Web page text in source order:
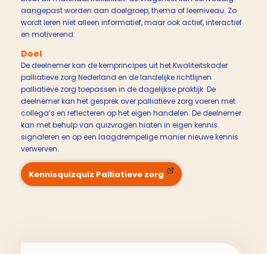
aangepast worden aan doelgroep, thema of leerniveau. Zo
wordt leren niet alleen informatief, maar ook actief, interactief
en motiverend.
Doel
De deelnemer kan de kernprincipes uit het Kwaliteitskader
palliatieve zorg Nederland en de landelijke richtlijnen
palliatieve zorg toepassen in de dagelijkse praktijk. De
deelnemer kan het gesprek over palliatieve zorg voeren met
collega’s en reflecteren op het eigen handelen. De deelnemer
kan met behulp van quizvragen hiaten in eigen kennis
signaleren en op een laagdrempelige manier nieuwe kennis
verwerven.
Kennisquizquiz Palliatieve zorg